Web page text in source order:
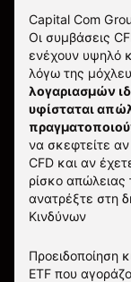
Capital Com
Οι συμβάσεις
ενέχουν υψηλό
λόγω της
λογαριασμών
υφίσταται
να σκεφτείτε
CFD και αν
ρίσκο
ανατρέξτε στη
Κινδύνων
Προειδοποίηση
ETF που